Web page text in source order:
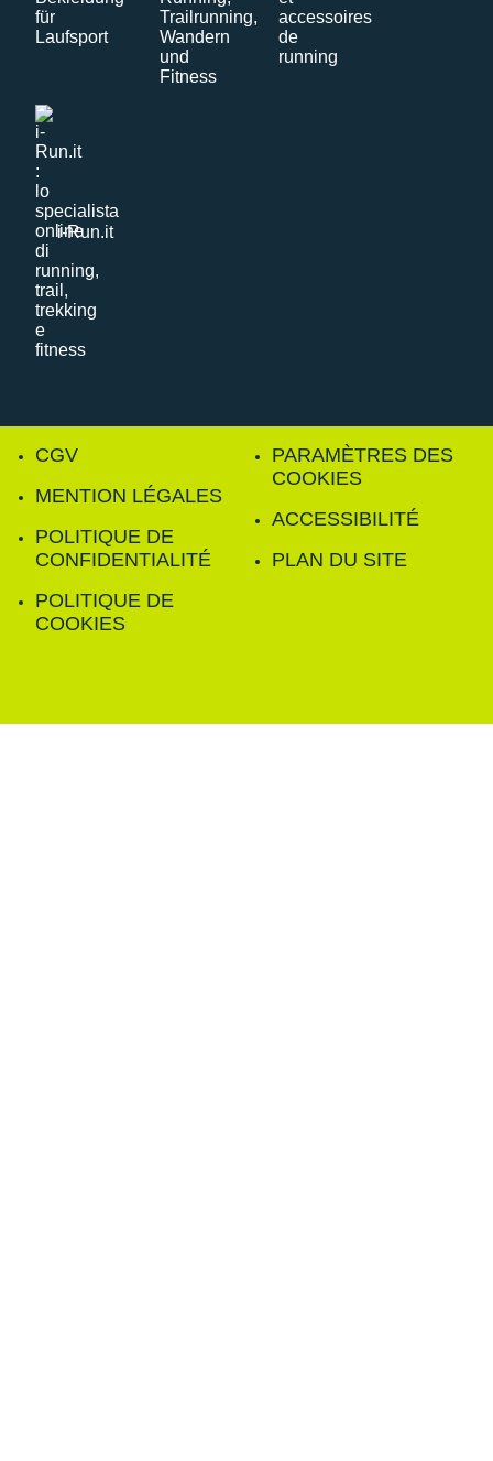
i-Run.it
CGV
MENTION LÉGALES
POLITIQUE DE
CONFIDENTIALITÉ
POLITIQUE DE
COOKIES
PARAMÈTRES DES
COOKIES
ACCESSIBILITÉ
PLAN DU SITE